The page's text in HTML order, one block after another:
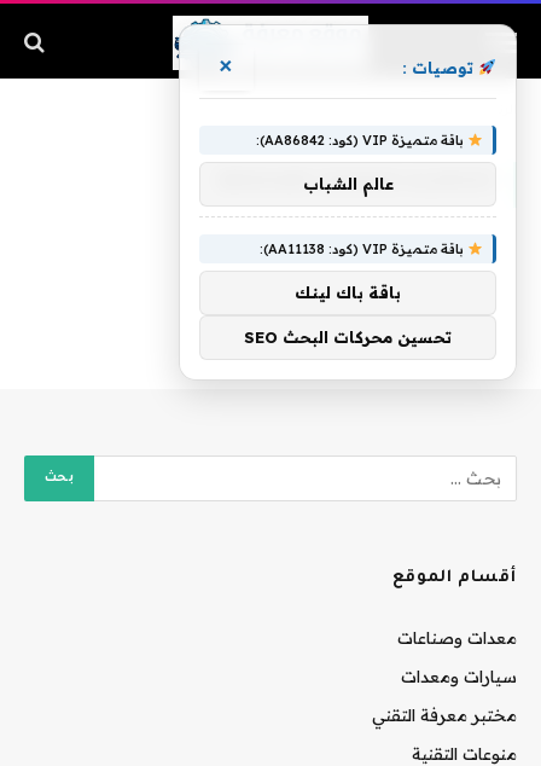
MISHARY RASHID ALAFASY
أقسام الموقع
معدات وصناعات
سيارات ومعدات
مختبر معرفة التقني
منوعات التقنية
توصيات : ×
باقة متميزة VIP (كود: AA86842):
عالم الشباب
باقة متميزة VIP (كود: AA11138):
باقة باك لينك
تحسين محركات البحث SEO